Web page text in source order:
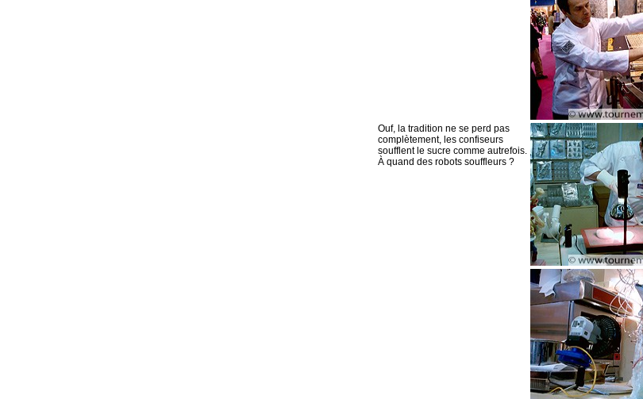
Ouf, la tradition ne se perd pas
complètement, les confiseurs
soufflent le sucre comme autrefois.
À quand des robots souffleurs ?